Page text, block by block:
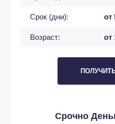
Срок (дни): от
Возраст: от
Срочно